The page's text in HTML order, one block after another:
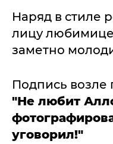
Наряд в стиле
лицу
заметно
Подпись возле
"Не любит
уговорил!"